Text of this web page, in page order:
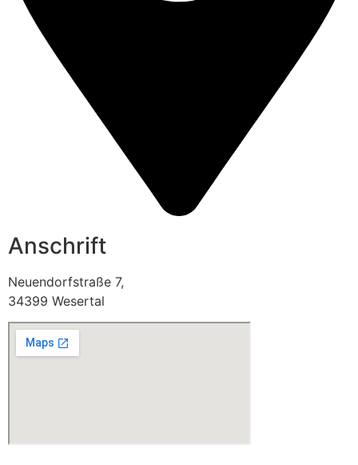
Anschrift
Neuendorfstraße 7,
34399 Wesertal